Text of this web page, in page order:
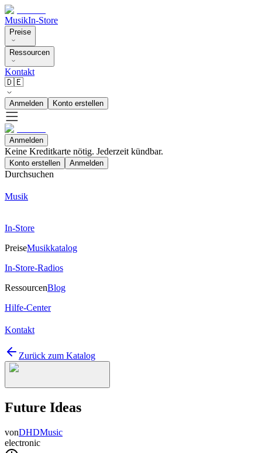
MusikIn-Store
Preise
Ressourcen
Kontakt
🇩🇪
Anmelden Konto erstellen
Anmelden
Keine Kreditkarte nötig. Jederzeit kündbar.
Konto erstellen Anmelden
Durchsuchen
Musik
In-Store
PreiseMusikkatalog
In-Store-Radios
RessourcenBlog
Hilfe-Center
Kontakt
Zurück zum Katalog
Future Ideas
vonDHDMusic
electronic